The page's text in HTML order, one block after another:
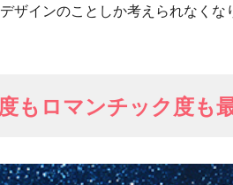
ザインのことしか考えられなくな
もロマンチック度も